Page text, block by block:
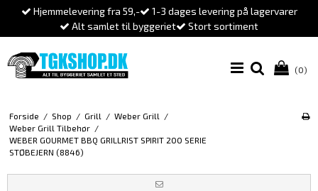
Hjemmelevering fra 59,-
1-3 dages levering på lagervarer
Alt samlet til byggeriet
Stort sortiment
(0)
Forside / Shop / Grill / Weber Grill
/
Weber Grill Tilbehør /
WEBER GOURMET BBQ GRILLRIST SPIRIT 200 SERIE
STØBEJERN (8846)